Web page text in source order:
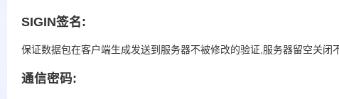
SIGIN签名:
保证数据包在客户端生成发送到服务器不被修改的验证,服务器留空关闭
通信密码: